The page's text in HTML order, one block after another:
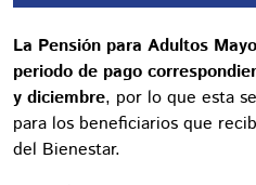
La Pensión para Adultos
periodo de pago
y diciembre, por lo que esta
para los beneficiarios que
del Bienestar.